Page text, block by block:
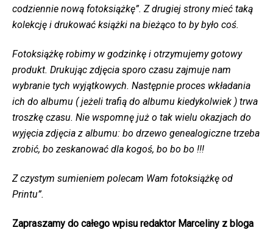
codziennie nową fotoksiążkę”. Z drugiej strony mieć taką
kolekcję i drukować książki na bieżąco to by było coś.
Fotoksiążkę robimy w godzinkę i otrzymujemy gotowy
produkt. Drukując zdjęcia sporo czasu zajmuje nam
wybranie tych wyjątkowych. Następnie proces wkładania
ich do albumu ( jeżeli trafią do albumu kiedykolwiek ) trwa
troszkę czasu. Nie wspomnę już o tak wielu okazjach do
wyjęcia zdjęcia z albumu: bo drzewo genealogiczne trzeba
zrobić, bo zeskanować dla kogoś, bo bo bo !!!
Z czystym sumieniem polecam Wam fotoksiążkę od
Printu”.
Zapraszamy do całego wpisu redaktor Marceliny z bloga